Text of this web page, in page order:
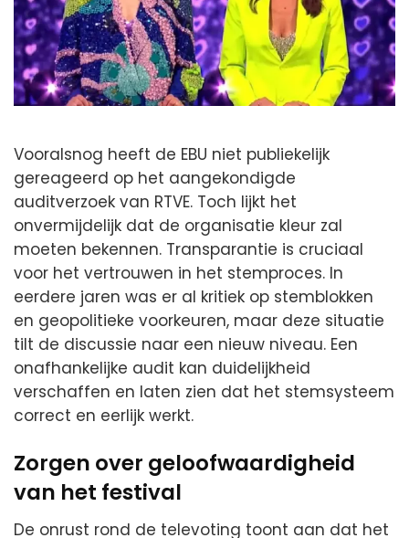
Vooralsnog heeft de EBU niet publiekelijk
gereageerd op het aangekondigde
auditverzoek van RTVE. Toch lijkt het
onvermijdelijk dat de organisatie kleur zal
moeten bekennen. Transparantie is cruciaal
voor het vertrouwen in het stemproces. In
eerdere jaren was er al kritiek op stemblokken
en geopolitieke voorkeuren, maar deze situatie
tilt de discussie naar een nieuw niveau. Een
onafhankelijke audit kan duidelijkheid
verschaffen en laten zien dat het stemsysteem
correct en eerlijk werkt.
Zorgen over geloofwaardigheid
van het festival
De onrust rond de televoting toont aan dat het